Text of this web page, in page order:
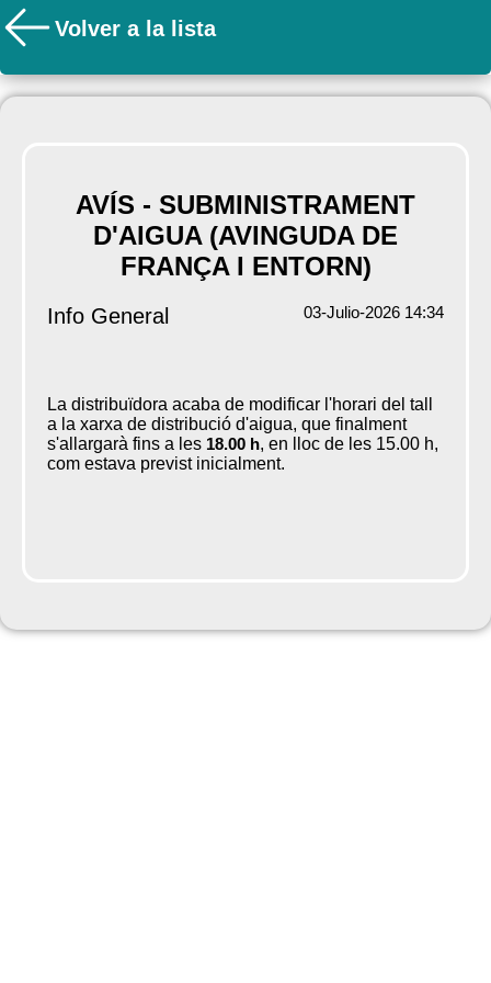
Volver a la lista
AVÍS - SUBMINISTRAMENT
D'AIGUA (AVINGUDA DE
FRANÇA I ENTORN)
Info General 03-Julio-2026 14:34
La distribuïdora acaba de modificar l'horari del tall
a la xarxa de distribució d'aigua, que finalment
s'allargarà fins a les 18.00 h, en lloc de les 15.00 h,
com estava previst inicialment.